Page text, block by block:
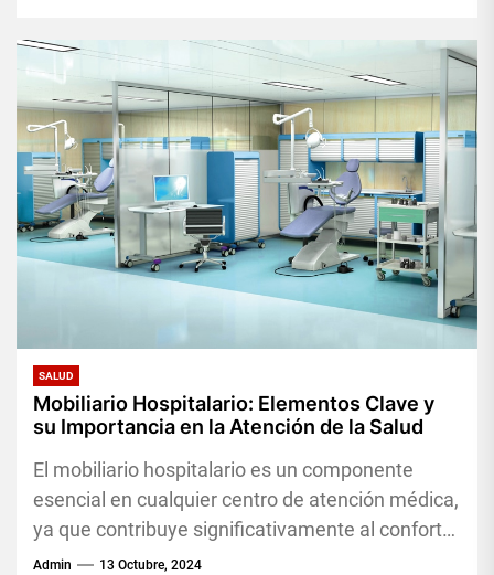
SALUD
Mobiliario Hospitalario: Elementos Clave y
su Importancia en la Atención de la Salud
El mobiliario hospitalario es un componente
esencial en cualquier centro de atención médica,
ya que contribuye significativamente al confort
de los pacientes y a la...
Admin 13 Octubre, 2024